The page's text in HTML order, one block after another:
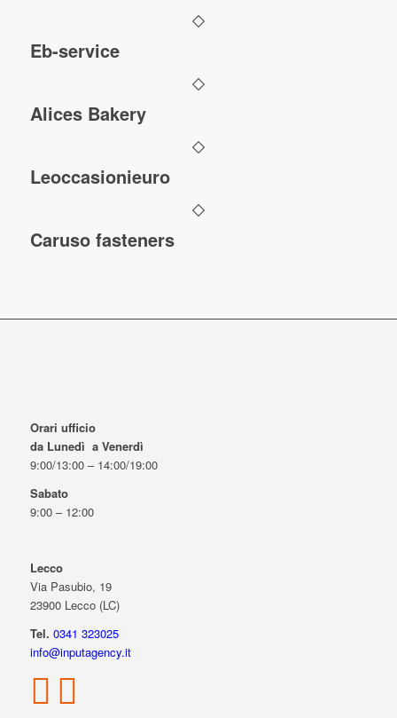
Eb-service
Alices Bakery
Leoccasionieuro
Caruso fasteners
Orari ufficio
da Lunedì a Venerdì
9:00/13:00 – 14:00/19:00
Sabato
9:00 – 12:00
Lecco
Via Pasubio, 19
23900 Lecco (LC)
Tel. 0341 323025
info@inputagency.it